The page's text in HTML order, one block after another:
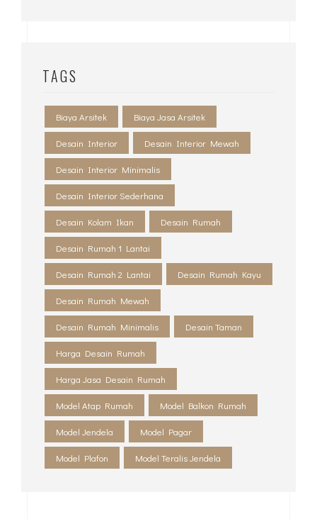
TAGS
Biaya Arsitek Biaya Jasa Arsitek
Desain Interior Desain Interior Mewah
Desain Interior Minimalis
Desain Interior Sederhana
Desain Kolam Ikan Desain Rumah
Desain Rumah 1 Lantai
Desain Rumah 2 Lantai Desain Rumah Kayu
Desain Rumah Mewah
Desain Rumah Minimalis Desain Taman
Harga Desain Rumah
Harga Jasa Desain Rumah
Model Atap Rumah Model Balkon Rumah
Model Jendela Model Pagar
Model Plafon Model Teralis Jendela